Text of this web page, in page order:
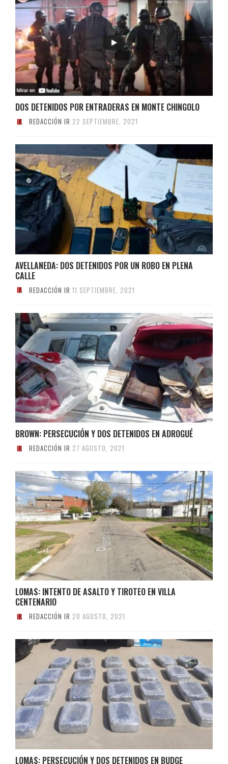
DOS DETENIDOS POR ENTRADERAS EN MONTE CHINGOLO
REDACCIÓN IR 22 SEPTIEMBRE, 2021
AVELLANEDA: DOS DETENIDOS POR UN ROBO EN PLENA
CALLE
REDACCIÓN IR 11 SEPTIEMBRE, 2021
BROWN: PERSECUCIÓN Y DOS DETENIDOS EN ADROGUÉ
REDACCIÓN IR 27 AGOSTO, 2021
LOMAS: INTENTO DE ASALTO Y TIROTEO EN VILLA
CENTENARIO
REDACCIÓN IR 20 AGOSTO, 2021
LOMAS: PERSECUCIÓN Y DOS DETENIDOS EN BUDGE